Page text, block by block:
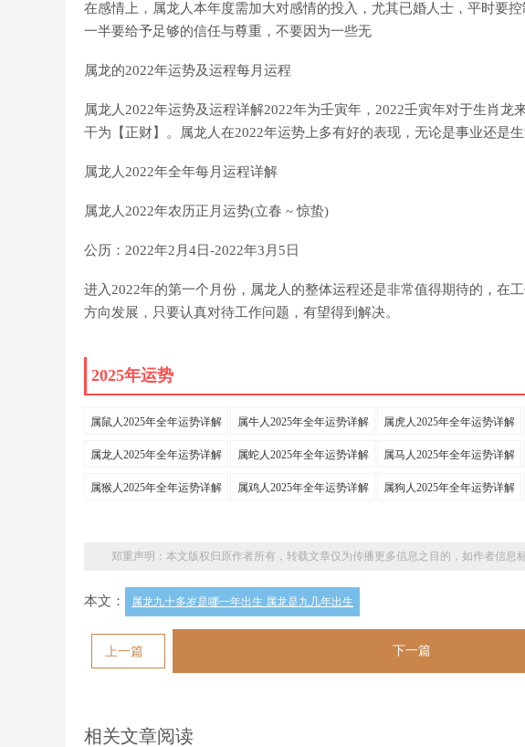
在感情上，属龙人本年度需加大对感情的投入，尤其已婚人士，平时要
一半要给予足够的信任与尊重，不要因为一些无
属龙的2022年运势及运程每月运程
属龙人2022年运势及运程详解2022年为壬寅年，2022壬寅年对于生肖龙
干为【正财】。属龙人在2022年运势上多有好的表现，无论是事业还是
属龙人2022年全年每月运程详解
属龙人2022年农历正月运势(立春 ~ 惊蛰)
公历：2022年2月4日-2022年3月5日
进入2022年的第一个月份，属龙人的整体运程还是非常值得期待的，在
方向发展，只要认真对待工作问题，有望得到解决。
2025年运势
属鼠人2025年全年运势详解 属牛人2025年全年运势详解 属虎人2025年全年运势详解
属龙人2025年全年运势详解 属蛇人2025年全年运势详解 属马人2025年全年运势详解
属猴人2025年全年运势详解 属鸡人2025年全年运势详解 属狗人2025年全年运势详解
郑重声明：本文版权归原作者所有，转载文章仅为传播更多信息之目的，如作者信息
本文： 属龙九十多岁是哪一年出生 属龙是九几年出生
上一篇 下一篇
相关文章阅读